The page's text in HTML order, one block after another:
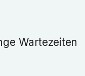
Wartezeiten